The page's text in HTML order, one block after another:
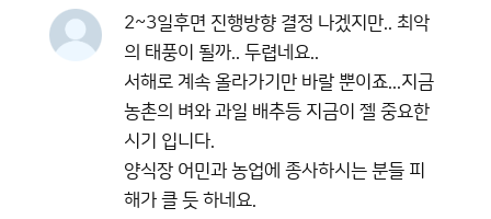
2~3일후면 진행방향 결정 나겠지만.. 최악
의 태풍이 될까.. 두렵네요..
서해로 계속 올라가기만 바랄 뿐이죠...지금
농촌의 벼와 과일 배추등 지금이 젤 중요한
시기 입니다.
양식장 어민과 농업에 종사하시는 분들 피
해가 클 듯 하네요.